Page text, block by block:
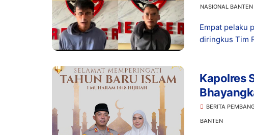
NASIONAL BANTEN
Empat pelaku
diringkus Tim
Kapolres
Islam 1
BERITA
BANTEN